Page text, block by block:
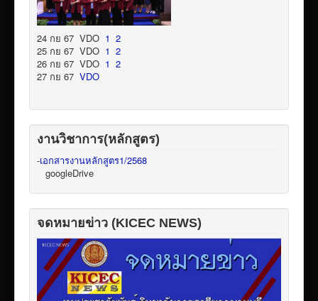
24 กย 67 VDO 1 2
25 กย 67 VDO 1 2
26 กย 67 VDO 1 2
27 กย 67 VDO
งานวิชาการ(หลักสูตร)
-เอกสารงานหลักสูตร1/2568
googleDrive
จดหมายข่าว (KICEC NEWS)